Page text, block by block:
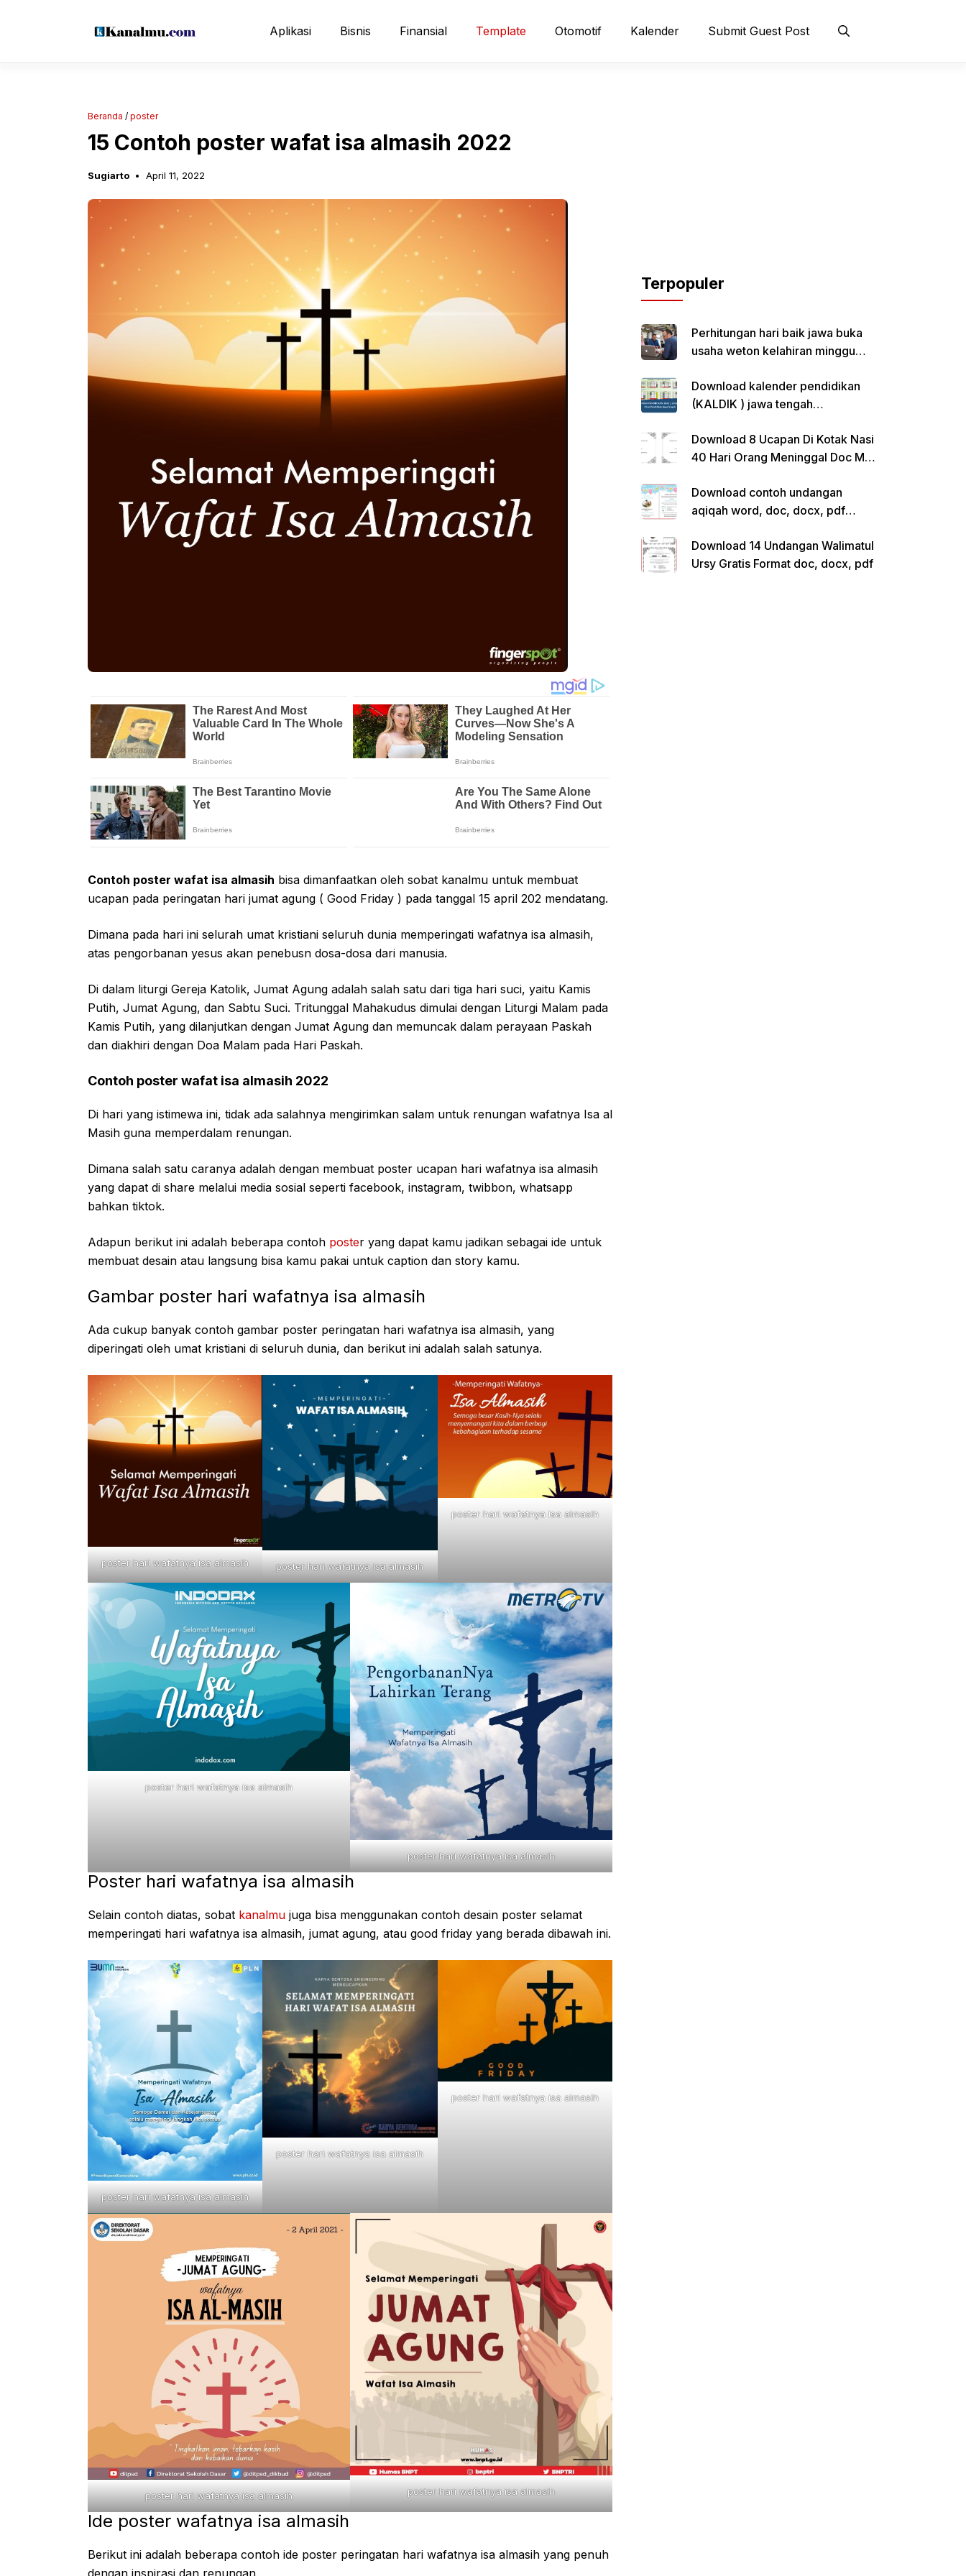
Aplikasi Bisnis Finansial Template Otomotif Kalender Submit Guest Post
Beranda / poster
15 Contoh poster wafat isa almasih 2022
Sugiarto April 11, 2022
Contoh poster wafat isa almasih bisa dimanfaatkan oleh sobat kanalmu untuk membuat
ucapan pada peringatan hari jumat agung ( Good Friday ) pada tanggal 15 april 202 mendatang.
Dimana pada hari ini selurah umat kristiani seluruh dunia memperingati wafatnya isa almasih,
atas pengorbanan yesus akan penebusn dosa-dosa dari manusia.
Di dalam liturgi Gereja Katolik, Jumat Agung adalah salah satu dari tiga hari suci, yaitu Kamis
Putih, Jumat Agung, dan Sabtu Suci. Tritunggal Mahakudus dimulai dengan Liturgi Malam pada
Kamis Putih, yang dilanjutkan dengan Jumat Agung dan memuncak dalam perayaan Paskah
dan diakhiri dengan Doa Malam pada Hari Paskah.
Contoh poster wafat isa almasih 2022
Di hari yang istimewa ini, tidak ada salahnya mengirimkan salam untuk renungan wafatnya Isa al
Masih guna memperdalam renungan.
Dimana salah satu caranya adalah dengan membuat poster ucapan hari wafatnya isa almasih
yang dapat di share melalui media sosial seperti facebook, instagram, twibbon, whatsapp
bahkan tiktok.
Adapun berikut ini adalah beberapa contoh poster yang dapat kamu jadikan sebagai ide untuk
membuat desain atau langsung bisa kamu pakai untuk caption dan story kamu.
Gambar poster hari wafatnya isa almasih
Ada cukup banyak contoh gambar poster peringatan hari wafatnya isa almasih, yang
diperingati oleh umat kristiani di seluruh dunia, dan berikut ini adalah salah satunya.
poster hari wafatnya isa almasih poster hari wafatnya isa almasih
poster hari wafatnya isa almasih
poster hari wafatnya isa almasih
poster hari wafatnya isa almasih
Poster hari wafatnya isa almasih
Selain contoh diatas, sobat kanalmu juga bisa menggunakan contoh desain poster selamat
memperingati hari wafatnya isa almasih, jumat agung, atau good friday yang berada dibawah ini.
poster hari wafatnya isa almasih
poster hari wafatnya isa almasih
poster hari wafatnya isa almasih
poster hari wafatnya isa almasih poster hari wafatnya isa almasih
Ide poster wafatnya isa almasih
Berikut ini adalah beberapa contoh ide poster peringatan hari wafatnya isa almasih yang penuh
dengan inspirasi dan renungan.
Terpopuler
Perhitungan hari baik jawa buka
usaha weton kelahiran minggu
Download kalender pendidikan
(KALDIK ) jawa tengah
Download 8 Ucapan Di Kotak Nasi
40 Hari Orang Meninggal Doc Ms.
Download contoh undangan
aqiqah word, doc, docx, pdf
Download 14 Undangan Walimatul
Ursy Gratis Format doc, docx, pdf